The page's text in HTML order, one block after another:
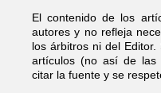
El contenido de los
autores y no refleja
los árbitros ni del
artículos (no así de las
citar la fuente y se